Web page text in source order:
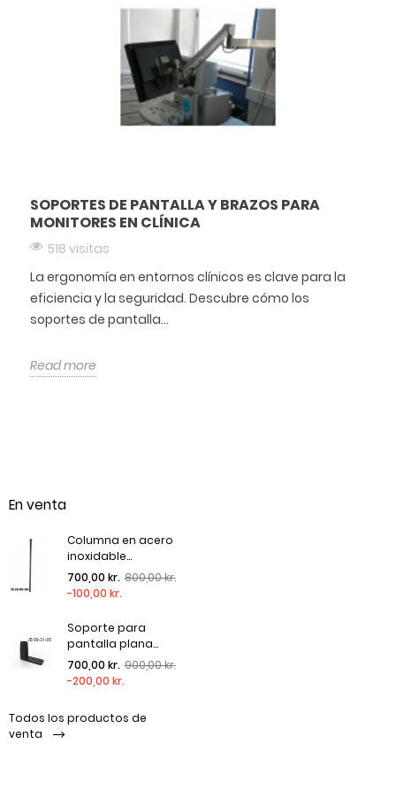
SOPORTES DE PANTALLA Y BRAZOS PARA
MONITORES EN CLÍNICA
518 visitas
La ergonomía en entornos clínicos es clave para la
eficiencia y la seguridad. Descubre cómo los
soportes de pantalla...
Read more
En venta
Columna en acero
inoxidable...
Precio regular800,00 kr.
-100,00 kr.
Precio
700,00 kr.
Soporte para
pantalla plana...
Precio regular900,00 kr.
-200,00 kr.
Precio
700,00 kr.
Todos los productos de
venta